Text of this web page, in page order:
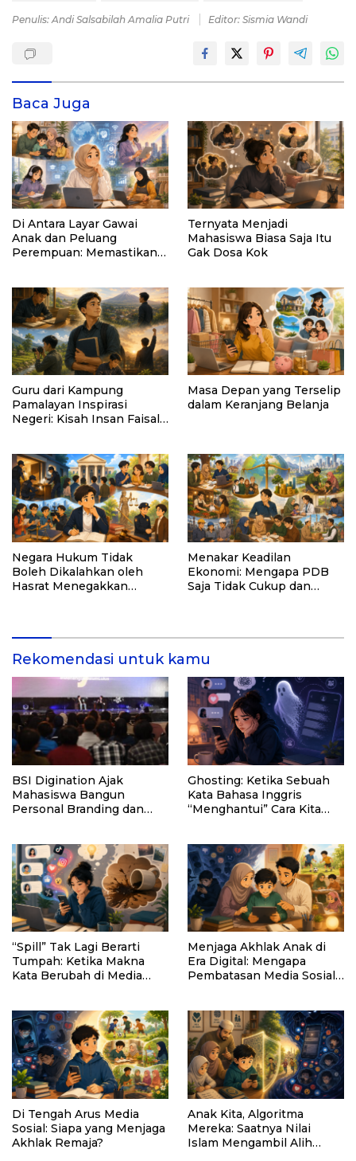
Penulis: Andi Salsabilah Amalia Putri Editor: Sismia Wandi
Baca Juga
Di Antara Layar Gawai
Anak dan Peluang
Perempuan: Memastikan
Ternyata Menjadi
Mahasiswa Biasa Saja Itu
Gak Dosa Kok
Guru dari Kampung
Pamalayan Inspirasi
Negeri: Kisah Insan Faisal
Pelosok Negeri”
Masa Depan yang Terselip
dalam Keranjang Belanja
Negara Hukum Tidak
Boleh Dikalahkan oleh
Hasrat Menegakkan
Menakar Keadilan
Ekonomi: Mengapa PDB
Saja Tidak Cukup dan
Rekomendasi untuk kamu
BSI Digination Ajak
Mahasiswa Bangun
Personal Branding dan
Ghosting: Ketika Sebuah
Kata Bahasa Inggris
“Menghantui” Cara Kita
“Spill” Tak Lagi Berarti
Tumpah: Ketika Makna
Kata Berubah di Media
Menjaga Akhlak Anak di
Era Digital: Mengapa
Pembatasan Media Sosial
Di Tengah Arus Media
Sosial: Siapa yang Menjaga
Akhlak Remaja?
Anak Kita, Algoritma
Mereka: Saatnya Nilai
Islam Mengambil Alih